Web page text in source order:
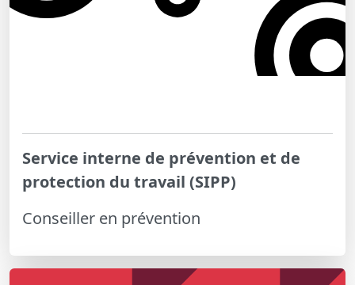
Service interne de prévention et de
protection du travail (SIPP)
Conseiller en prévention